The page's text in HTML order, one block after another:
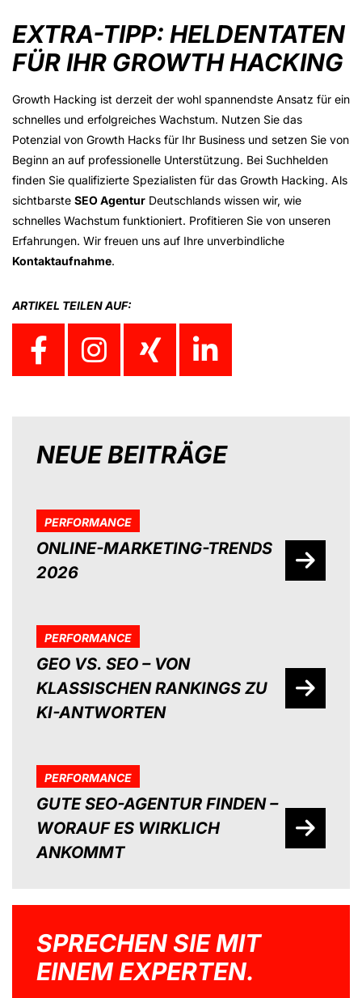
EXTRA-TIPP: HELDENTATEN
FÜR IHR GROWTH HACKING
Growth Hacking ist derzeit der wohl spannendste Ansatz für ein
schnelles und erfolgreiches Wachstum. Nutzen Sie das
Potenzial von Growth Hacks für Ihr Business und setzen Sie von
Beginn an auf professionelle Unterstützung. Bei Suchhelden
finden Sie qualifizierte Spezialisten für das Growth Hacking. Als
sichtbarste SEO Agentur Deutschlands wissen wir, wie
schnelles Wachstum funktioniert. Profitieren Sie von unseren
Erfahrungen. Wir freuen uns auf Ihre unverbindliche
Kontaktaufnahme.
ARTIKEL TEILEN AUF:
NEUE BEITRÄGE
PERFORMANCE
ONLINE-MARKETING-TRENDS
2026
PERFORMANCE
GEO VS. SEO – VON
KLASSISCHEN RANKINGS ZU
KI-ANTWORTEN
PERFORMANCE
GUTE SEO-AGENTUR FINDEN –
WORAUF ES WIRKLICH
ANKOMMT
SPRECHEN SIE MIT
EINEM EXPERTEN.